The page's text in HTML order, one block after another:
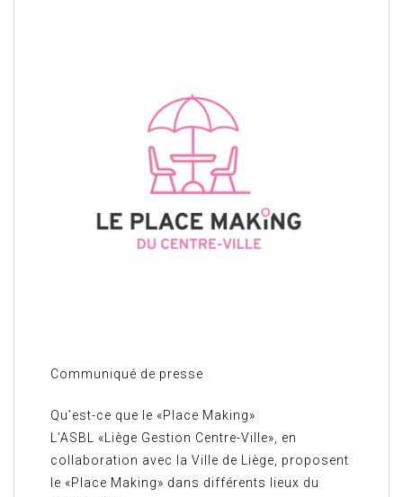
Communiqué de presse
Qu’est-ce que le «Place Making»
L’ASBL «Liège Gestion Centre-Ville», en
collaboration avec la Ville de Liège, proposent
le «Place Making» dans différents lieux du